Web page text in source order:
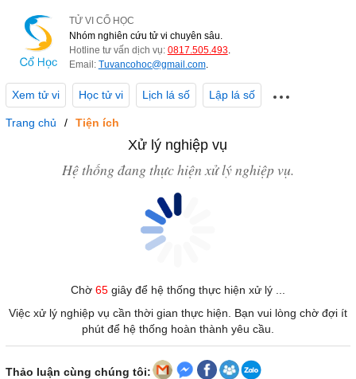
TỬ VI CỔ HỌC
Nhóm nghiên cứu tử vi chuyên sâu.
Hotline tư vấn dịch vụ: 0817.505.493.
Email: Tuvancohoc@gmail.com.
Xem tử vi Học tử vi Lịch lá số Lập lá số
Trang chủ Tiện ích
Xử lý nghiệp vụ
Hệ thống đang thực hiện xử lý nghiệp vụ.
Chờ 65giây để hệ thống thực hiện xử lý ...
Việc xử lý nghiệp vụ cần thời gian thực hiện. Bạn vui lòng chờ đợi ít
phút để hệ thống hoàn thành yêu cầu.
Thảo luận cùng chúng tôi: